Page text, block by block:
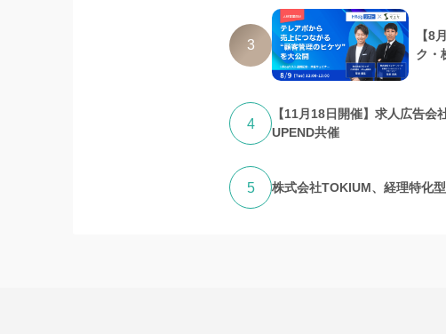
3
【8
ク・
4
【11月18日開催】求人広告
UPEND共催
5 株式会社TOKIUM、経理特化